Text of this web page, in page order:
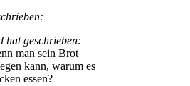
hat geschrieben:
man sein Brot
kann, warum es
essen?